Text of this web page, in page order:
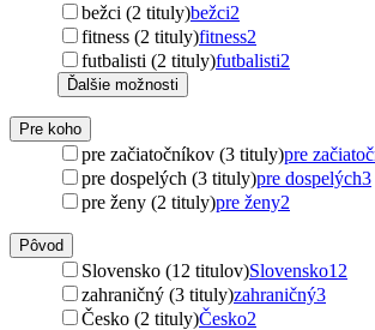
bežci (2 tituly)bežci2
fitness (2 tituly)fitness2
futbalisti (2 tituly)futbalisti2
Ďalšie možnosti
Pre koho
pre začiatočníkov (3 tituly)pre
pre dospelých (3 tituly)pre dospelých3
pre ženy (2 tituly)pre ženy2
Pôvod
Slovensko (12 titulov)Slovensko12
zahraničný (3 tituly)zahraničný3
Česko (2 tituly)Česko2